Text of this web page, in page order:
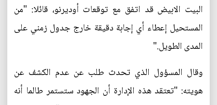
البيت الابيض قد اتفق مع توقعات أوديرنو، قائلا: "من
المستحيل إعطاء أي إجابة دقيقة خارج جدول زمني على
المدى الطويل."
وقال المسؤول الذي تحدث طلب عن عدم الكشف عن
هويته: "تعتقد هذه الإدارة أن الجهود ستستمر طالما أنه